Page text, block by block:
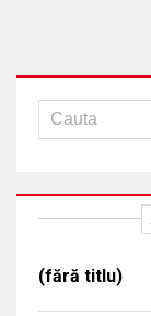
(fără titlu)